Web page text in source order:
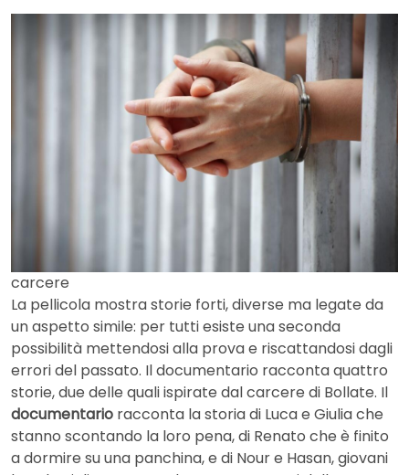
carcere
La pellicola mostra storie forti, diverse ma legate da
un aspetto simile: per tutti esiste una seconda
possibilità mettendosi alla prova e riscattandosi dagli
errori del passato. Il documentario racconta quattro
storie, due delle quali ispirate dal carcere di Bollate. Il
documentario racconta la storia di Luca e Giulia che
stanno scontando la loro pena, di Renato che è finito
a dormire su una panchina, e di Nour e Hasan, giovani